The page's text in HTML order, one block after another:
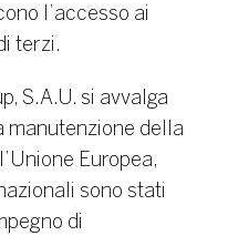
l’accesso ai
terzi.
S.A.U. si avvalga
manutenzione della
Europea,
sono stati
di